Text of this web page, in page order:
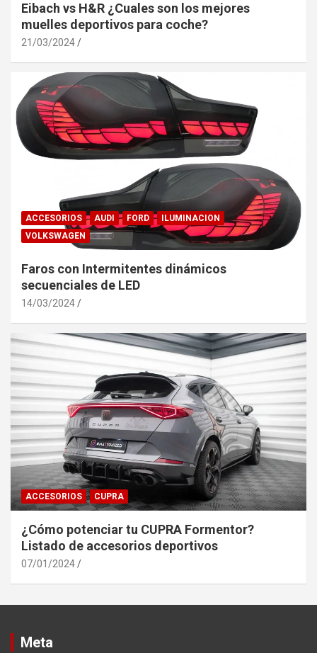
Eibach vs H&R ¿Cuales son los mejores
muelles deportivos para coche?
21/03/2024
ACCESORIOS AUDI FORD
ILUMINACION
VOLKSWAGEN
Faros con Intermitentes dinámicos
secuenciales de LED
14/03/2024
ACCESORIOS CUPRA
¿Cómo potenciar tu CUPRA Formentor?
Listado de accesorios deportivos
07/01/2024
Meta